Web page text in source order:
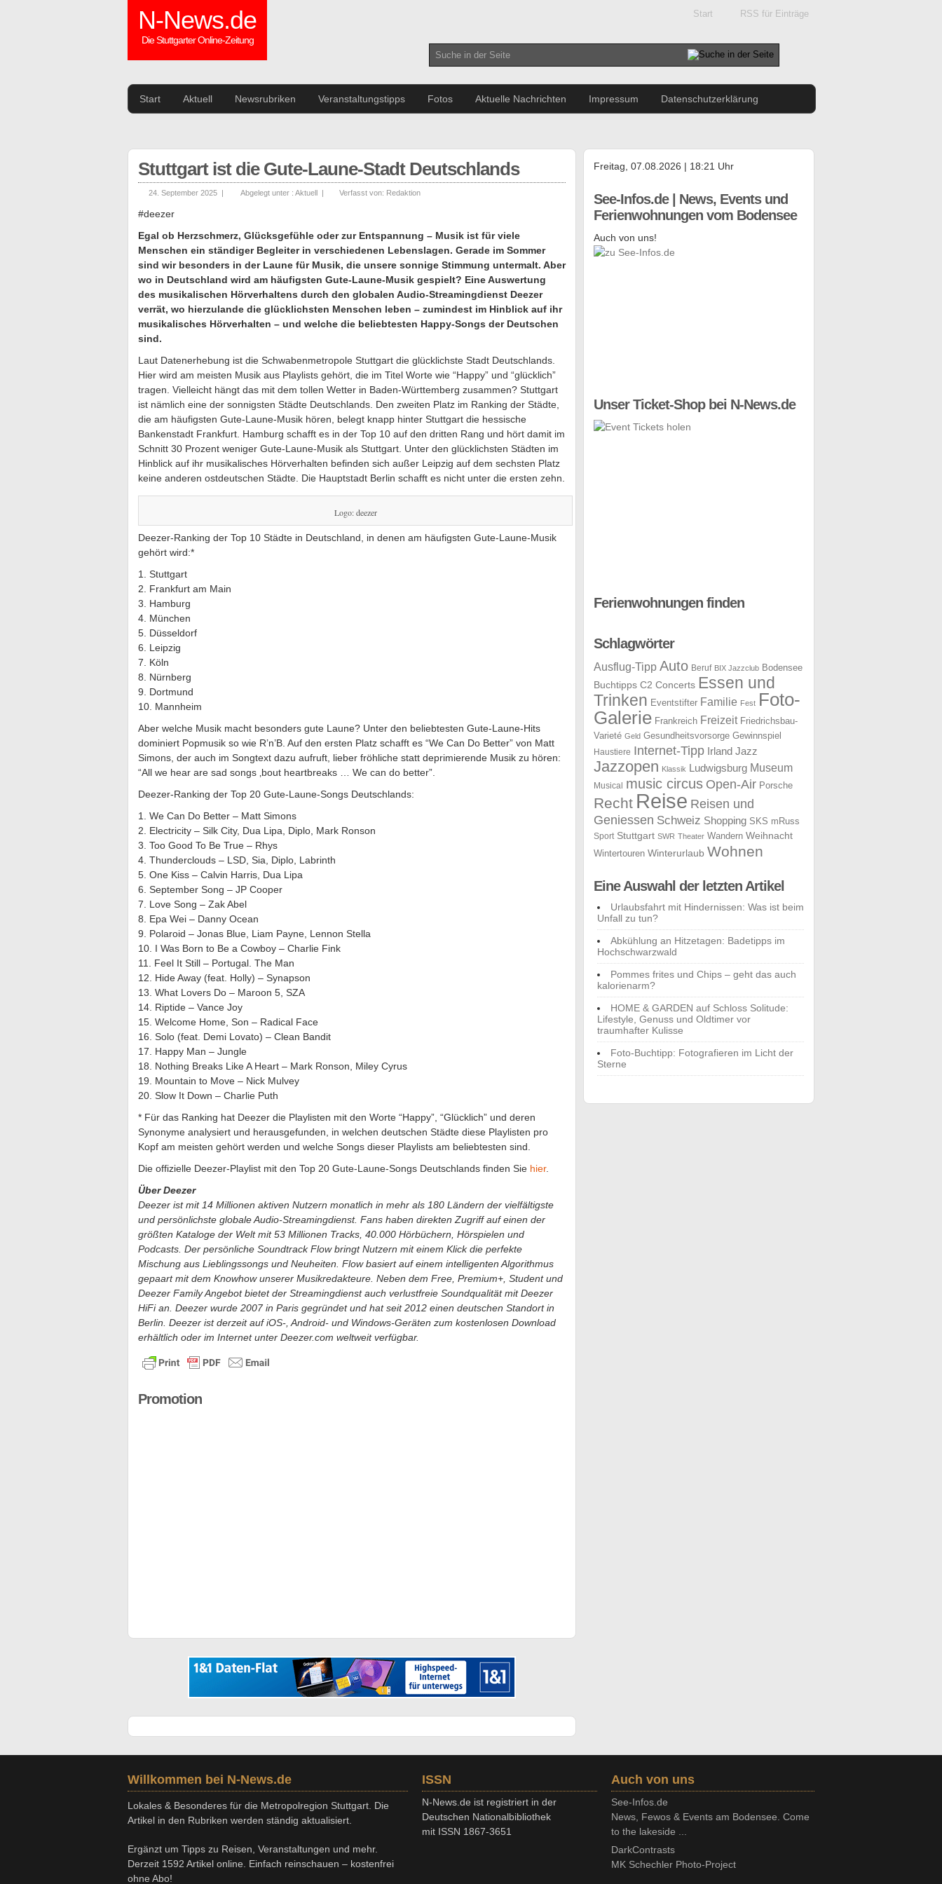
N-News.de
Die Stuttgarter Online-Zeitung
Start RSS für Einträge
Start Aktuell Newsrubriken Veranstaltungstipps Fotos Aktuelle Nachrichten Impressum Datenschutzerklärung
Stuttgart ist die Gute-Laune-Stadt Deutschlands
24. September 2025 | Abgelegt unter : Aktuell | Verfasst von: Redaktion
#deezer
Egal ob Herzschmerz, Glücksgefühle oder zur Entspannung – Musik ist für viele
Menschen ein ständiger Begleiter in verschiedenen Lebenslagen. Gerade im Sommer
sind wir besonders in der Laune für Musik, die unsere sonnige Stimmung untermalt. Aber
wo in Deutschland wird am häufigsten Gute-Laune-Musik gespielt? Eine Auswertung
des musikalischen Hörverhaltens durch den globalen Audio-Streamingdienst Deezer
verrät, wo hierzulande die glücklichsten Menschen leben – zumindest im Hinblick auf ihr
musikalisches Hörverhalten – und welche die beliebtesten Happy-Songs der Deutschen
sind.
Laut Datenerhebung ist die Schwabenmetropole Stuttgart die glücklichste Stadt Deutschlands.
Hier wird am meisten Musik aus Playlists gehört, die im Titel Worte wie “Happy” und “glücklich”
tragen. Vielleicht hängt das mit dem tollen Wetter in Baden-Württemberg zusammen? Stuttgart
ist nämlich eine der sonnigsten Städte Deutschlands. Den zweiten Platz im Ranking der Städte,
die am häufigsten Gute-Laune-Musik hören, belegt knapp hinter Stuttgart die hessische
Bankenstadt Frankfurt. Hamburg schafft es in der Top 10 auf den dritten Rang und hört damit im
Schnitt 30 Prozent weniger Gute-Laune-Musik als Stuttgart. Unter den glücklichsten Städten im
Hinblick auf ihr musikalisches Hörverhalten befinden sich außer Leipzig auf dem sechsten Platz
keine anderen ostdeutschen Städte. Die Hauptstadt Berlin schafft es nicht unter die ersten zehn.
Logo: deezer
Deezer-Ranking der Top 10 Städte in Deutschland, in denen am häufigsten Gute-Laune-Musik
gehört wird:*
1. Stuttgart
2. Frankfurt am Main
3. Hamburg
4. München
5. Düsseldorf
6. Leipzig
7. Köln
8. Nürnberg
9. Dortmund
10. Mannheim
Aber welche Musik macht besonders gute Laune? Unter den beliebtesten Gute-Laune-Hits
dominiert Popmusik so wie R’n’B. Auf den ersten Platz schafft es “We Can Do Better” von Matt
Simons, der auch im Songtext dazu aufruft, lieber fröhliche statt deprimierende Musik zu hören:
“All we hear are sad songs ‚bout heartbreaks … We can do better”.
Deezer-Ranking der Top 20 Gute-Laune-Songs Deutschlands:
1. We Can Do Better – Matt Simons
2. Electricity – Silk City, Dua Lipa, Diplo, Mark Ronson
3. Too Good To Be True – Rhys
4. Thunderclouds – LSD, Sia, Diplo, Labrinth
5. One Kiss – Calvin Harris, Dua Lipa
6. September Song – JP Cooper
7. Love Song – Zak Abel
8. Epa Wei – Danny Ocean
9. Polaroid – Jonas Blue, Liam Payne, Lennon Stella
10. I Was Born to Be a Cowboy – Charlie Fink
11. Feel It Still – Portugal. The Man
12. Hide Away (feat. Holly) – Synapson
13. What Lovers Do – Maroon 5, SZA
14. Riptide – Vance Joy
15. Welcome Home, Son – Radical Face
16. Solo (feat. Demi Lovato) – Clean Bandit
17. Happy Man – Jungle
18. Nothing Breaks Like A Heart – Mark Ronson, Miley Cyrus
19. Mountain to Move – Nick Mulvey
20. Slow It Down – Charlie Puth
* Für das Ranking hat Deezer die Playlisten mit den Worte “Happy”, “Glücklich” und deren
Synonyme analysiert und herausgefunden, in welchen deutschen Städte diese Playlisten pro
Kopf am meisten gehört werden und welche Songs dieser Playlists am beliebtesten sind.
Die offizielle Deezer-Playlist mit den Top 20 Gute-Laune-Songs Deutschlands finden Sie hier.
Über Deezer
Deezer ist mit 14 Millionen aktiven Nutzern monatlich in mehr als 180 Ländern der vielfältigste
und persönlichste globale Audio-Streamingdienst. Fans haben direkten Zugriff auf einen der
größten Kataloge der Welt mit 53 Millionen Tracks, 40.000 Hörbüchern, Hörspielen und
Podcasts. Der persönliche Soundtrack Flow bringt Nutzern mit einem Klick die perfekte
Mischung aus Lieblingssongs und Neuheiten. Flow basiert auf einem intelligenten Algorithmus
gepaart mit dem Knowhow unserer Musikredakteure. Neben dem Free, Premium+, Student und
Deezer Family Angebot bietet der Streamingdienst auch verlustfreie Soundqualität mit Deezer
HiFi an. Deezer wurde 2007 in Paris gegründet und hat seit 2012 einen deutschen Standort in
Berlin. Deezer ist derzeit auf iOS-, Android- und Windows-Geräten zum kostenlosen Download
erhältlich oder im Internet unter Deezer.com weltweit verfügbar.
Promotion
Freitag, 07.08.2026 | 18:21 Uhr
See-Infos.de | News, Events und
Ferienwohnungen vom Bodensee
Auch von uns!
Unser Ticket-Shop bei N-News.de
Ferienwohnungen finden
Schlagwörter
Ausflug-Tipp Auto Beruf BIX Jazzclub Bodensee
Buchtipps C2 Concerts Essen und
Trinken Eventstifter Familie Fest Foto-
Galerie Frankreich Freizeit Friedrichsbau-
Varieté Geld Gesundheitsvorsorge Gewinnspiel
Haustiere Internet-Tipp Irland Jazz
Jazzopen Klassik Ludwigsburg Museum
Musical music circus Open-Air Porsche
Recht Reise Reisen und
Geniessen Schweiz Shopping SKS mRuss
Sport Stuttgart SWR Theater Wandern Weihnacht
Wintertouren Winterurlaub Wohnen
Eine Auswahl der letzten Artikel
Urlaubsfahrt mit Hindernissen: Was ist beim
Unfall zu tun?
Abkühlung an Hitzetagen: Badetipps im
Hochschwarzwald
Pommes frites und Chips – geht das auch
kalorienarm?
HOME & GARDEN auf Schloss Solitude:
Lifestyle, Genuss und Oldtimer vor
traumhafter Kulisse
Foto-Buchtipp: Fotografieren im Licht der
Sterne
Willkommen bei N-News.de
Lokales & Besonderes für die Metropolregion Stuttgart. Die
Artikel in den Rubriken werden ständig aktualisiert.
Ergänzt um Tipps zu Reisen, Veranstaltungen und mehr.
Derzeit 1592 Artikel online. Einfach reinschauen – kostenfrei
ohne Abo!
ISSN
N-News.de ist registriert in der
Deutschen Nationalbibliothek
mit ISSN 1867-3651
Auch von uns
See-Infos.de
News, Fewos & Events am Bodensee. Come
to the lakeside ...
DarkContrasts
MK Schechler Photo-Project